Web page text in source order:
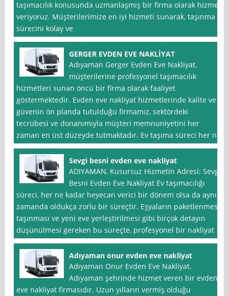
taşımacılık konusunda uzmanlaşmış bir firma olarak hizmet
veriyoruz. Müşterilerimize en iyi hizmeti sunarak, taşınma
sürecini kolay ve
GERGER EVDEN EVE NAKLİYAT
Adıyaman Gerger Evden Eve Nakliyat,
müşterilerine profesyonel taşımacılık
hizmetleri sunan öncü bir firma olarak faaliyet
göstermektedir. Evden eve nakliyat hizmetlerinde kalite ve
güvenin ön planda tutulduğu firmamız, sektördeki
tecrübesi ve donanımıyla müşteri memnuniyetini her
zaman en üst düzeyde tutmaktadır. Ev taşıma süreci her ne
Sevgi besni evden eve nakliyat
ADIYAMAN, Kusursuz Hizmetin Adresi: Sevgi
Besni Evden Eve Nakliyat Ev taşımacılığı
süreci, her ne kadar heyecan verici bir dönem olsa da aynı
zamanda oldukça zorlu bir süreçtir. Eşyaların paketlenmesi,
taşınması ve yeni eve yerleştirilmesi gibi birçok detayın
düşünülmesi gereken bu süreçte, profesyonel bir nakliyat
Adıyaman onur evden eve nakliyat
Adıyaman Onur Evden Eve Nakliyat,
Adıyaman şehrinde hizmet veren bir evden
eve nakliyat firmasıdır. Uzun yılların vermiş olduğu